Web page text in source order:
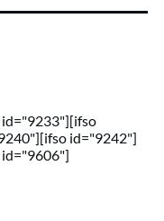
id="9242"]